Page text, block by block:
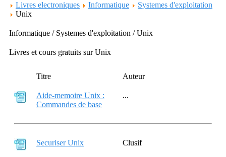
Livres electroniques Informatique
Systemes d'exploitation
Unix
Informatique / Systemes d'exploitation / Unix
Livres et cours gratuits sur Unix
Titre Auteur
Aide-memoire Unix :
Commandes de base
...
Securiser Unix Clusif